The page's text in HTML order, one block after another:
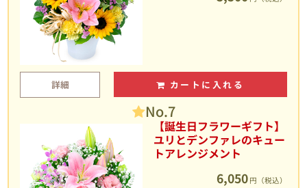
詳細 カートに入れる
No.7
【誕生日フラワーギフト】
ユリとデンファレのキュー
トアレンジメント
6,050 円（税込）